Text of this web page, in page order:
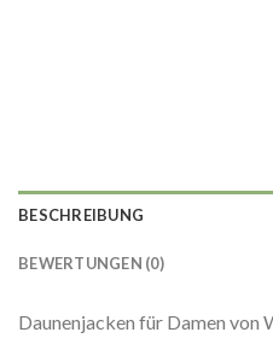
BESCHREIBUNG
BEWERTUNGEN (0)
Daunenjacken für Damen von